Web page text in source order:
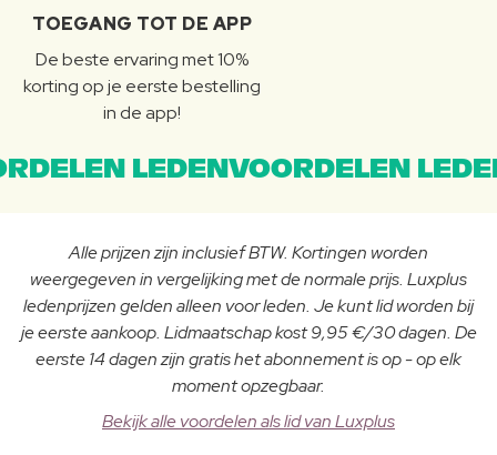
TOEGANG TOT DE APP
De beste ervaring met 10%
korting op je eerste bestelling
in de app!
LEDENVOORDELEN
Alle prijzen zijn inclusief BTW. Kortingen worden
weergegeven in vergelijking met de normale prijs. Luxplus
ledenprijzen gelden alleen voor leden. Je kunt lid worden bij
je eerste aankoop. Lidmaatschap kost 9,95 €/30 dagen. De
eerste 14 dagen zijn gratis het abonnement is op - op elk
moment opzegbaar.
Bekijk alle voordelen als lid van Luxplus